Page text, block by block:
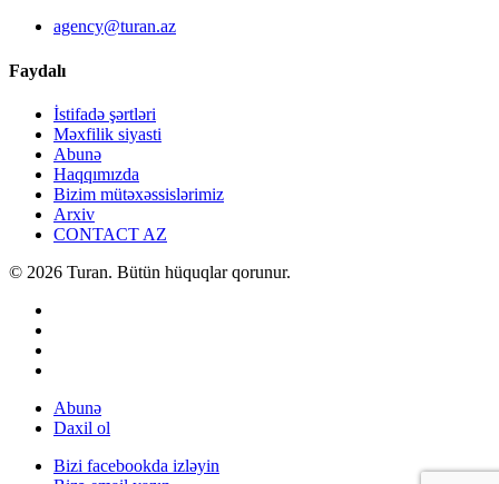
agency@turan.az
Faydalı
İstifadə şərtləri
Məxfilik siyasti
Abunə
Haqqımızda
Bizim mütəxəssislərimiz
Arxiv
CONTACT AZ
© 2026 Turan. Bütün hüquqlar qorunur.
Abunə
Daxil ol
Bizi facebookda izləyin